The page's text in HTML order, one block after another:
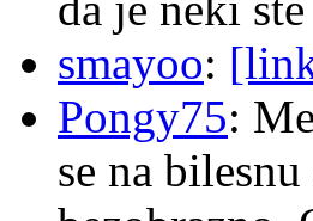
smayoo:
Pongy75:
se na